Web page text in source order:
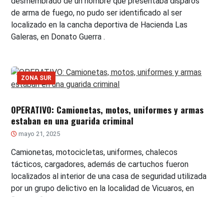
de arma de fuego, no pudo ser identificado al ser
localizado en la cancha deportiva de Hacienda Las
Galeras, en Donato Guerra .
ZONA SUR
OPERATIVO: Camionetas, motos, uniformes y armas
estaban en una guarida criminal
mayo 21, 2025
Camionetas, motocicletas, uniformes, chalecos
tácticos, cargadores, además de cartuchos fueron
localizados al interior de una casa de seguridad utilizada
por un grupo delictivo en la localidad de Vicuaros, en